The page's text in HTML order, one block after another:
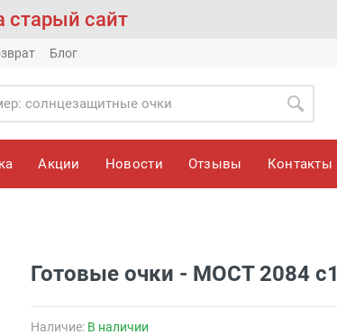
старый сайт
Блог
Акции Новости Отзывы Контакты
Готовые очки - МОСТ 2084 с1
Наличие: В наличии